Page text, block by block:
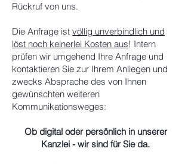
Rückruf von uns.
Die Anfrage ist völlig unverbindlich und
löst noch keinerlei Kosten aus! Intern
prüfen wir umgehend Ihre Anfrage und
kontaktieren Sie zur Ihrem Anliegen und
zwecks Absprache des von Ihnen
gewünschten weiteren
Kommunikationsweges:
Ob digital oder persönlich in unserer
Kanzlei - wir sind für Sie da.